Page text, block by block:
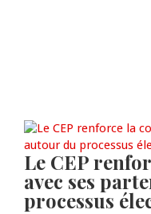
Le CEP
avec ses
processus